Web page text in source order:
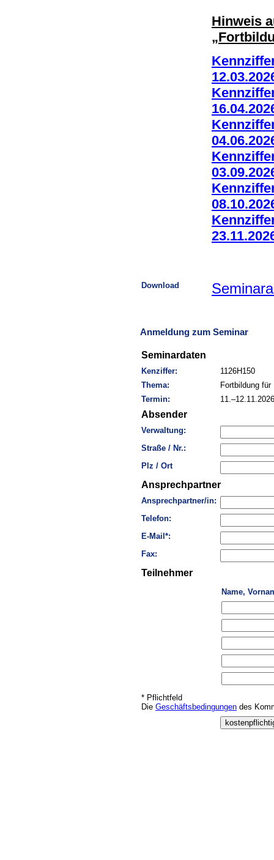
Hinweis
Download
Anmeldung zum Seminar
Seminardaten
Kenziffer:
1126H150
Thema:
Fortbildung
Termin:
11.–12.11.2026
Absender
Verwaltung:
Straße / Nr.:
Plz / Ort
Ansprechpartner
Ansprechpartner/in:
Telefon:
E-Mail*:
Fax:
Teilnehmer
Name,
* Pflichtfeld
Die Geschäftsbedingungen des